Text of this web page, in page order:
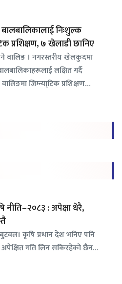
निःशुल्क
प्रशिक्षण, ७ खेलाडी छानिए
वालिङ । नगरस्तरीय खेलकुदमा
लक्षित गर्दै
जिम्न्या्टिक प्रशिक्षण…
नीति–२०८३ : अपेक्षा धेरै,
कृषि प्रधान देश भनिए पनि
अपेक्षित गति लिन सकिरहेको छैन…